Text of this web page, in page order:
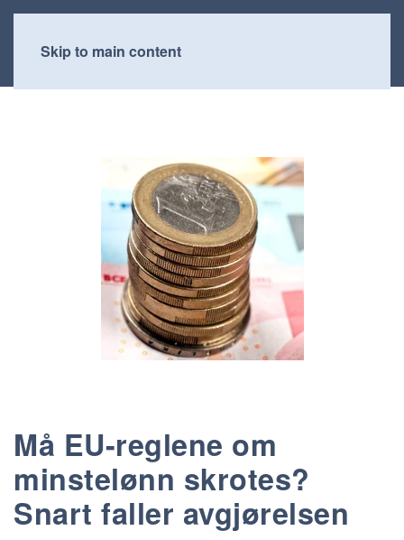
Skip to main content
Må EU-reglene om
minstelønn skrotes?
Snart faller avgjørelsen